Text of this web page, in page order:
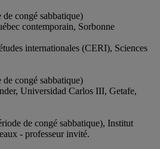
congé sabbatique)
contemporain, Sorbonne
internationales (CERI), Sciences
congé sabbatique)
Universidad Carlos III, Getafe,
de congé sabbatique), Institut
- professeur invité.